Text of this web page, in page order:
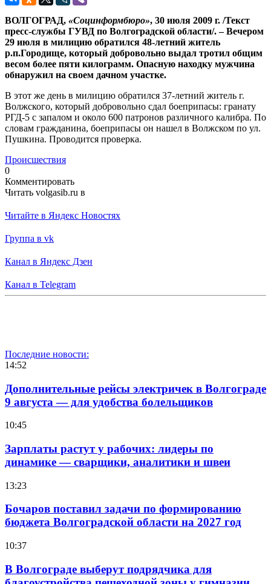
ВОЛГОГРАД, «Социнформбюро», 30 июля 2009 г. /Текст
пресс-службы ГУВД по Волгоградской области/. – Вечером
29 июля в милицию обратился 48-летний житель
р.п.Городище, который добровольно выдал тротил общим
весом более пяти килограмм. Опасную находку мужчина
обнаружил на своем дачном участке.
В этот же день в милицию обратился 37-летний житель г.
Волжского, который добровольно сдал боеприпасы: гранату
РГД-5 с запалом и около 600 патронов различного калибра. По
словам гражданина, боеприпасы он нашел в Волжском по ул.
Пушкина. Проводится проверка.
Происшествия
0
Комментировать
Читать volgasib.ru в
Читайте в Яндекс Новостях
Группа в vk
Канал в Яндекс Дзен
Канал в Telegram
Последние новости:
14:52
Дополнительные рейсы электричек в Волгограде
9 августа — для удобства болельщиков
10:45
Зарплаты растут у рабочих: лидеры по
динамике — сварщики, аналитики и швеи
13:23
Бочаров поставил задачи по формированию
бюджета Волгоградской области на 2027 год
10:37
В Волгограде выберут подрядчика для